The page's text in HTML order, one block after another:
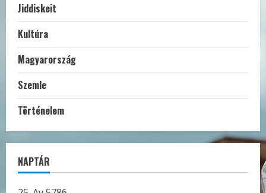
Jiddiskeit
Kultúra
Magyarország
Szemle
Történelem
NAPTÁR